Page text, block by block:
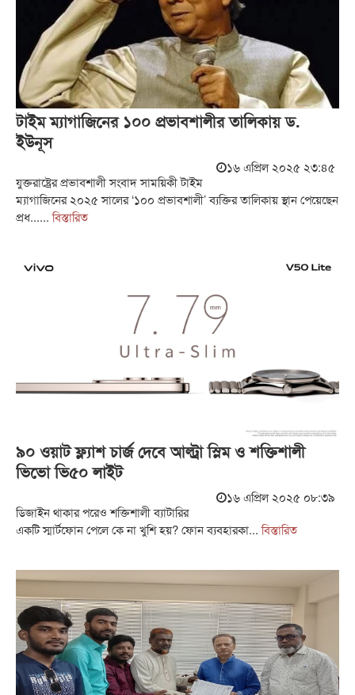
টাইম ম্যাগাজিনের ১০০ প্রভাবশালীর তালিকায় ড.
ইউনূস
১৬ এপ্রিল ২০২৫ ২৩:৪৫
যুক্তরাষ্ট্রের প্রভাবশালী সংবাদ সাময়িকী টাইম
ম্যাগাজিনের ২০২৫ সালের ‘১০০ প্রভাবশালী’ ব্যক্তির তালিকায় স্থান পেয়েছেন
প্রধ......বিস্তারিত
৯০ ওয়াট ফ্ল্যাশ চার্জ দেবে আল্ট্রা স্লিম ও শক্তিশালী
ভিভো ভি৫০ লাইট
১৬ এপ্রিল ২০২৫ ০৮:৩৯
ডিজাইন থাকার পরেও শক্তিশালী ব্যাটারির
একটি স্মার্টফোন পেলে কে না খুশি হয়? ফোন ব্যবহারকা...বিস্তারিত